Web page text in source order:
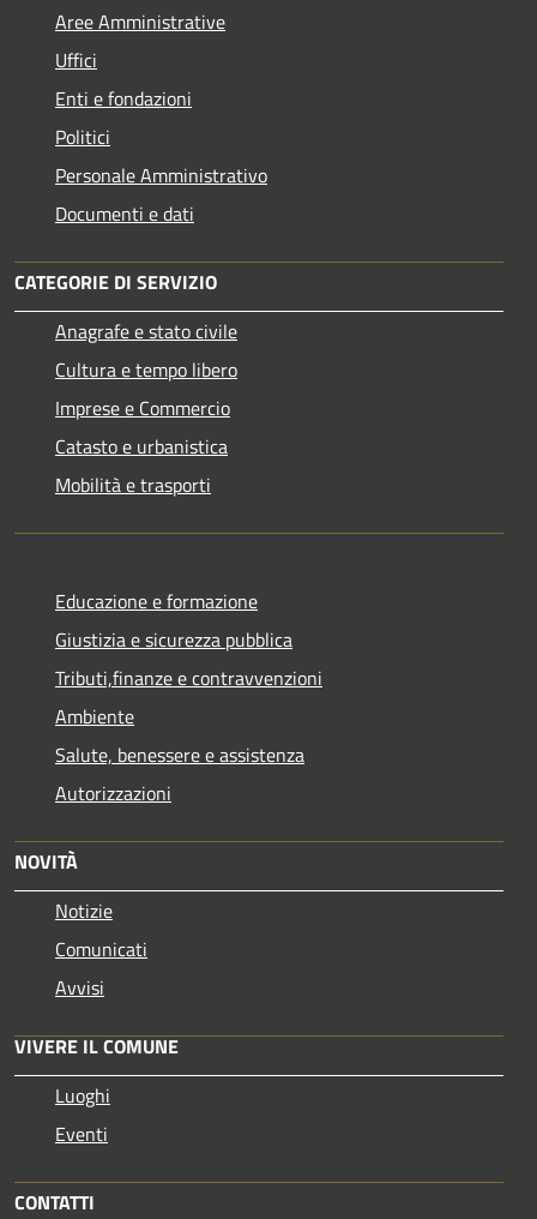
Aree Amministrative
Uffici
Enti e fondazioni
Politici
Personale Amministrativo
Documenti e dati
CATEGORIE DI SERVIZIO
Anagrafe e stato civile
Cultura e tempo libero
Imprese e Commercio
Catasto e urbanistica
Mobilità e trasporti
Educazione e formazione
Giustizia e sicurezza pubblica
Tributi,finanze e contravvenzioni
Ambiente
Salute, benessere e assistenza
Autorizzazioni
NOVITÀ
Notizie
Comunicati
Avvisi
VIVERE IL COMUNE
Luoghi
Eventi
CONTATTI